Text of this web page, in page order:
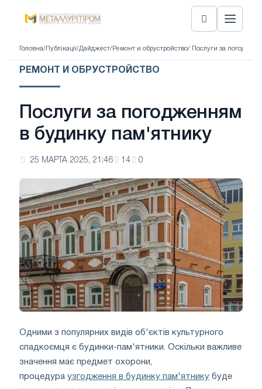
Головна/ Публікації/Дайджест/ Ремонт и обрустройство/ Послуги за
РЕМОНТ И ОБРУСТРОЙСТВО
Послуги за погодженням
в будинку пам'ятнику
25 МАРТА 2025, 21:46 14 0
Одними з популярних видів об'єктів культурного
спадкоємця є будинки-пам'ятники. Оскільки важливе
значення має предмет охорони,
процедура узгодження в будинку пам'ятнику буде